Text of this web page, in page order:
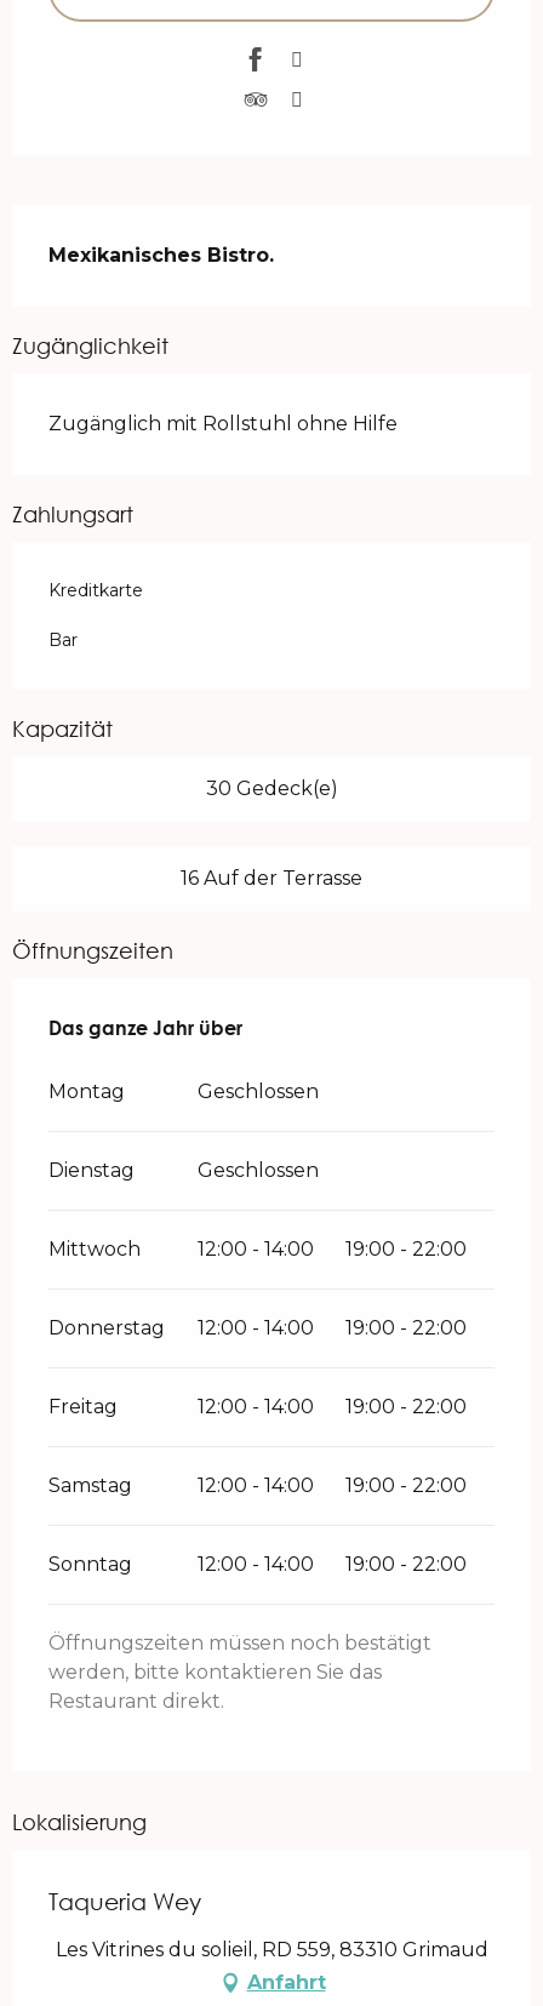
Mexikanisches Bistro.
Zugänglichkeit
Zugänglich mit Rollstuhl ohne Hilfe
Zahlungsart
Kreditkarte
Bar
Kapazität
30 Gedeck(e)
16 Auf der Terrasse
Öffnungszeiten
Das ganze Jahr über
Das ganze Jahr über
Montag Geschlossen
Dienstag Geschlossen
Mittwoch 12:00 - 14:00 19:00 - 22:00
Donnerstag 12:00 - 14:00 19:00 - 22:00
Freitag 12:00 - 14:00 19:00 - 22:00
Samstag 12:00 - 14:00 19:00 - 22:00
Sonntag 12:00 - 14:00 19:00 - 22:00
Öffnungszeiten müssen noch bestätigt
werden, bitte kontaktieren Sie das
Restaurant direkt.
Lokalisierung
Taqueria Wey
Les Vitrines du solieil, RD 559, 83310 Grimaud
Anfahrt